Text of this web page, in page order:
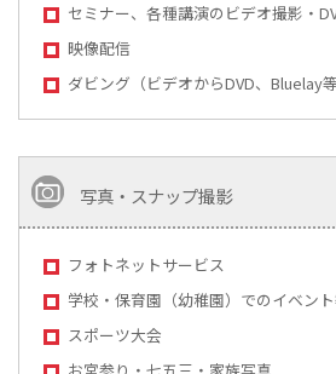
セミナー、各種講演のビデオ撮影・
映像配信
ダビング（ビデオからDVD、Bluelay等
写真・スナップ撮影
フォトネットサービス
学校・保育園（幼稚園）でのイベン
スポーツ大会